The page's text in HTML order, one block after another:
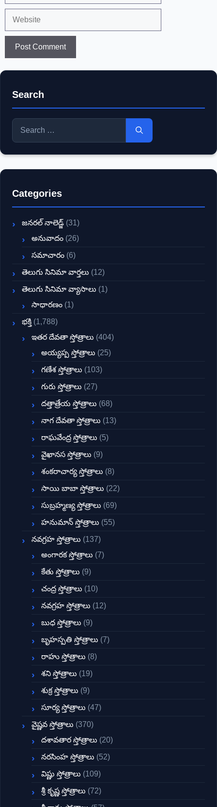
Search
Search
for:
Categories
జనరల్ నాలెడ్జ్ (31)
అనువాదం (26)
సమాచారం (6)
తెలుగు సినిమా వార్తలు (12)
తెలుగు సినిమా వ్యాసాలు (1)
సాధారణం (1)
భక్తి (1,788)
ఇతర దేవతా స్తోత్రాలు (404)
అయ్యప్ప స్తోత్రాలు (25)
గణేశ స్తోత్రాలు (103)
గురు స్తోత్రాలు (27)
దత్తాత్రేయ స్తోత్రాలు (68)
నాగ దేవతా స్తోత్రాలు (13)
రాఘవేంద్ర స్తోత్రాలు (5)
వైఖానస స్తోత్రాలు (9)
శంకరాచార్య స్తోత్రాలు (8)
సాయి బాబా స్తోత్రాలు (22)
సుబ్రహ్మణ్య స్తోత్రాలు (69)
హనుమాన్ స్తోత్రాలు (55)
నవగ్రహ స్తోత్రాలు (137)
అంగారక స్తోత్రాలు (7)
కేతు స్తోత్రాలు (9)
చంద్ర స్తోత్రాలు (10)
నవగ్రహ స్తోత్రాలు (12)
బుధ స్తోత్రాలు (9)
బృహస్పతి స్తోత్రాలు (7)
రాహు స్తోత్రాలు (8)
శని స్తోత్రాలు (19)
శుక్ర స్తోత్రాలు (9)
సూర్య స్తోత్రాలు (47)
వైష్ణవ స్తోత్రాలు (370)
దశావతార స్తోత్రాలు (20)
నరసింహ స్తోత్రాలు (52)
విష్ణు స్తోత్రాలు (109)
శ్రీ కృష్ణ స్తోత్రాలు (72)